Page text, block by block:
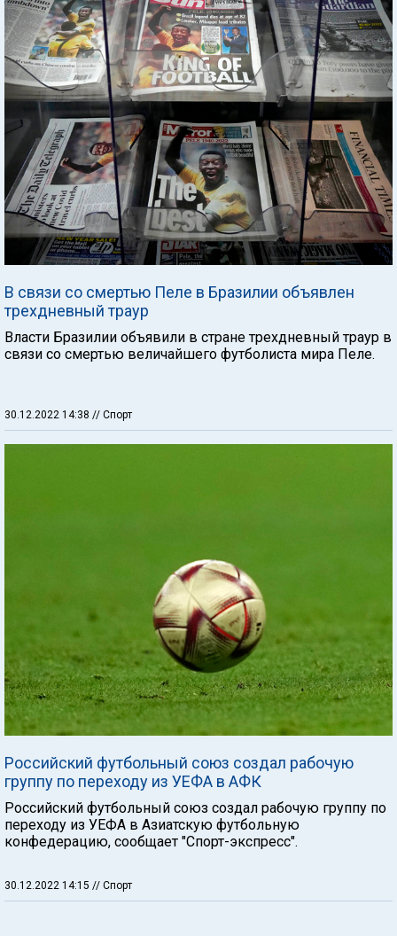
В связи со смертью Пеле в Бразилии объявлен
трехдневный траур
Власти Бразилии объявили в стране трехдневный траур в
связи со смертью величайшего футболиста мира Пеле.
30.12.2022 14:38 // Спорт
Российский футбольный союз создал рабочую
группу по переходу из УЕФА в АФК
Российский футбольный союз создал рабочую группу по
переходу из УЕФА в Азиатскую футбольную
конфедерацию, сообщает "Спорт-экспресс".
30.12.2022 14:15 // Спорт